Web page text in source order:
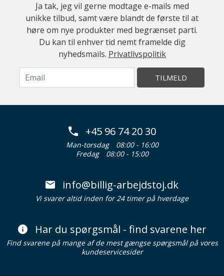
Ja tak, jeg vil gerne modtage e-mails med
unikke tilbud, samt være blandt de første til at
høre om nye produkter med begrænset parti.
Du kan til enhver tid nemt framelde dig
nyhedsmails. Privatlivspolitik
TILMELD
+45 96 74 20 30
Man-torsdag
08:00 - 16:00
Fredag
08:00 - 15:00
info@billig-arbejdstoj.dk
Vi svarer altid inden for 24 timer på hverdage
Har du spørgsmål - find svarene her
Find svarene på mange af de mest gængse spørgsmål på vores
kundeservicesider